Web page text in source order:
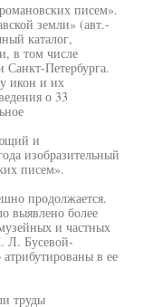
писем».
земли» (авт.-
каталог,
в том числе
Петербурга.
икон и их
о 33
и
изобразительный
писем».
продолжается.
выявлено более
и частных
Л. Бусевой-
в ее
труды